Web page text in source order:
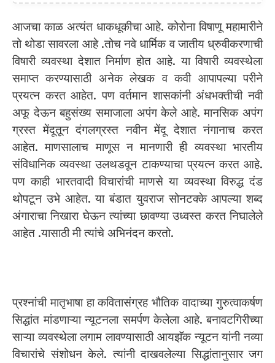
आजचा काळ अत्यंत धाकधूकीचा आहे. कोरोना विषाणू महामारीने
तो थोडा सावरला आहे .तोच नवे धार्मिक व जातीय ध्रुवीकरणाची
विषारी व्यवस्था देशात निर्माण होत आहे. या विषारी व्यवस्थेला
समाप्त करण्यासाठी अनेक लेखक व कवी आपापल्या परीने
प्रयत्न करत आहेत. पण वर्तमान शासकांनी अंधभक्तीची नवी
अफू देऊन बहुसंख्य समाजाला अपंग केले आहे. मानसिक अपंग
ग्रस्त मेंदूतून दंगलग्रस्त नवीन मेंदू देशात नंगानाच करत
आहेत. माणसालाच माणूस न मानणारी ही व्यवस्था भारतीय
संविधानिक व्यवस्था उलथडवून टाकण्याचा प्रयत्न करत आहे.
पण काही भारतवादी विचारांची माणसे या व्यवस्था विरुद्ध दंड
थोपटून उभे आहेत. या बंडात युवराज सोनटक्के आपल्या शब्द
अंगाराचा निखारा घेऊन त्यांच्या छावण्या उध्वस्त करत निघालेले
आहेत .यासाठी मी त्यांचे अभिनंदन करतो.
प्रश्नांची मातृभाषा हा कवितासंग्रह भौतिक वादाच्या गुरुत्वाकर्षण
सिद्धांत मांडणाऱ्या न्यूटनला समर्पण केलेला आहे. बनावटगिरीच्या
साऱ्या व्यवस्थेला लगाम लावण्यासाठी आयझॅक न्यूटन यांनी नव्या
विचारांचे संशोधन केले. त्यांनी दाखवलेल्या सिद्धांतानुसार जग